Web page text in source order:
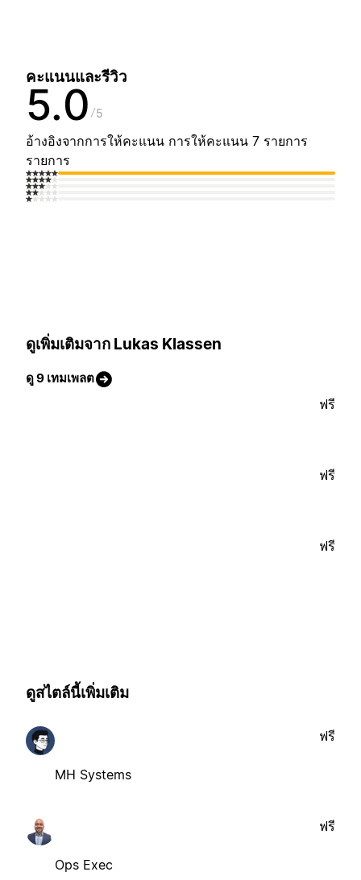
คะแนนและรีวิว
5.0 5
อ้างอิงจากการให้คะแนน การให้คะแนน 7 รายการ
รายการ
ดูเพิ่มเติมจาก Lukas Klassen
ดู 9 เทมเพลต
ฟรี
ฟรี
ฟรี
ดูสไตล์นี้เพิ่มเติม
MH Systems
ฟรี
Ops Exec
ฟรี